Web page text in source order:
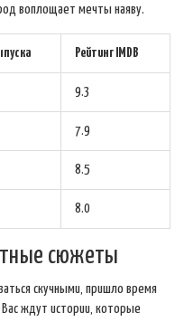
воплощает мечты наяву.
Рейтинг IMDB
9.3
7.9
8.5
8.0
сюжеты
скучными, пришло время
ждут истории, которые